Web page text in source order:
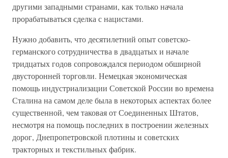
другими западными странами, как только начала
прорабатываться сделка с нацистами.
Нужно добавить, что десятилетний опыт советско-
германского сотрудничества в двадцатых и начале
тридцатых годов сопровождался периодом обширной
двусторонней торговли. Немецкая экономическая
помощь индустриализации Советской России во времена
Сталина на самом деле была в некоторых аспектах более
существенной, чем таковая от Соединенных Штатов,
несмотря на помощь последних в построении железных
дорог, Днепропетровской плотины и советских
тракторных и текстильных фабрик.